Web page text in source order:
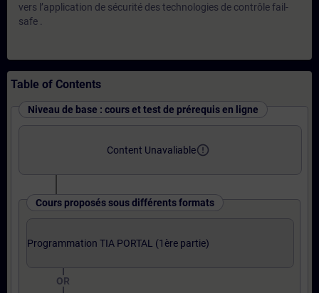
vers l’application de sécurité des technologies de contrôle fail-
safe .
Table of Contents
Niveau de base : cours et test de prérequis en ligne
Content Unavaliableerror_outline
Cours proposés sous différents formats
Programmation TIA PORTAL (1ère partie)
OR